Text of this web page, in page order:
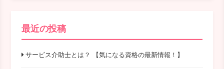
最近の投稿
サービス介助士とは？ 【気になる資格の最新情報！】